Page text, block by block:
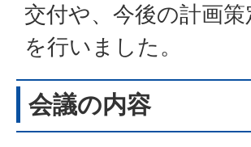
交付や、今後の計画
を行いました。
会議の内容